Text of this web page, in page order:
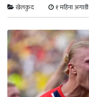
खेलकुद १ महिना अगाडी